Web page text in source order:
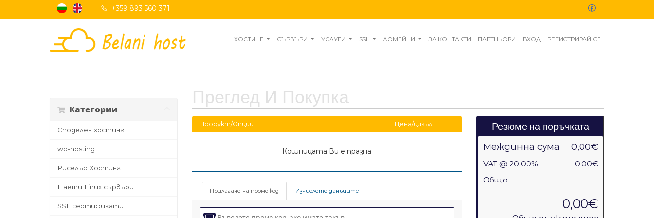
+359 893 560 371
ХОСТИНГ СЪРВЪРИ УСЛУГИ SSL ДОМЕЙНИ ЗА КОНТАКТИ ПАРТНЬОРИ ВХОД РЕГИСТРИРАЙ СЕ
Преглед И Покупка
Продукт/Опции Цена/цикъл
Кошницата Ви е празна
Прилагане на промо код Изчислете данъците
Резюме на поръчката
Междинна сума 0,00€
VAT @ 20.00%
0,00€
Общо
0,00€
Категории
Споделен хостинг
wp-hosting
Риселър Хостинг
Наети Linux сървъри
SSL сертификати